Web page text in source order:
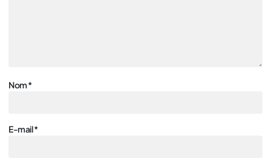
Nom*
E-mail*